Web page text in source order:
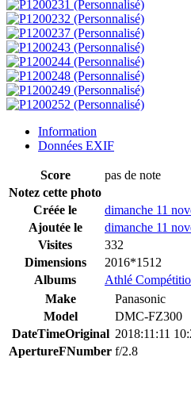
Information
Données EXIF
Score
pas de note
Notez cette photo
Créée le
dimanche 11
Ajoutée le
dimanche 11
Visites
332
Dimensions
2016*1512
Albums
Athlé
Make
Panasonic
Model
DMC-FZ300
DateTimeOriginal 2018:11:11
ApertureFNumber f/2.8